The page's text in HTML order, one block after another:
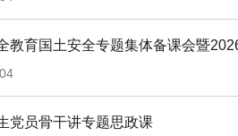
教育国土安全专题集体备课会暨
党员骨干讲专题思政课